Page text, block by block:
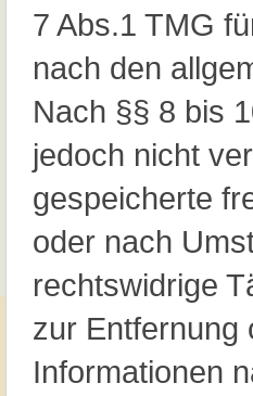
7 Abs.1 TMG
nach den
Nach §§ 8 bis
jedoch nicht
gespeicherte
oder nach
rechtswidrige
zur Entfernung
Informationen